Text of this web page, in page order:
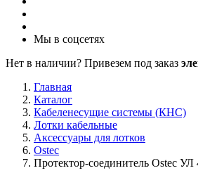
Мы в соцсетях
Нет в наличии? Привезем под заказ
Главная
Каталог
Кабеленесущие системы (КНС)
Лотки кабельные
Аксессуары для лотков
Ostec
Протектор-соединитель Ostec